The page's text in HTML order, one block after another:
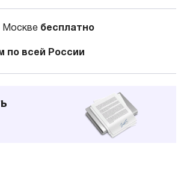
Москве бесплатно
по всей России